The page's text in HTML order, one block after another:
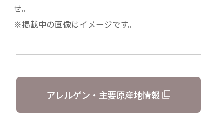
せ。
※掲載中の画像はイメージです。
アレルゲン・主要原産地情報